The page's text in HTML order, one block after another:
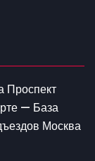
Проспект
— База
Москва